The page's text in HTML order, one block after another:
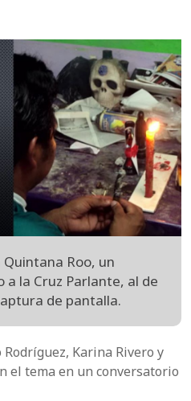
Roo, un
a la Cruz Parlante, al de
de pantalla.
Karina Rivero y
el tema en un conversatorio